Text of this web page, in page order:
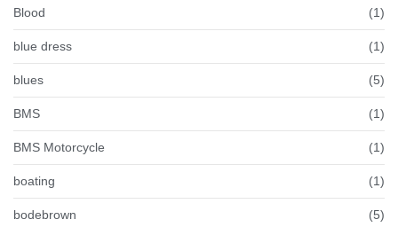
Blood (1)
blue dress (1)
blues (5)
BMS (1)
BMS Motorcycle (1)
boating (1)
bodebrown (5)